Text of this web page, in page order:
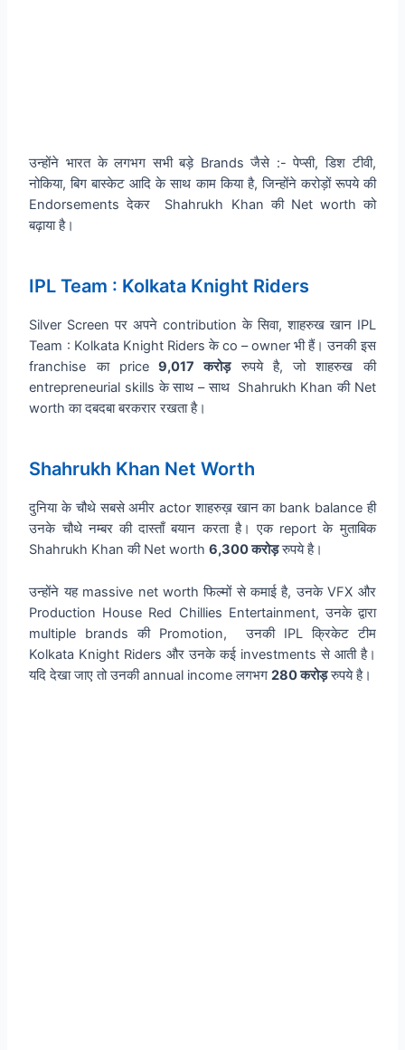
उन्होंने भारत के लगभग सभी बड़े Brands जैसे :- पेप्सी, डिश टीवी,
नोकिया, बिग बास्केट आदि के साथ काम किया है, जिन्होंने करोड़ों रूपये की
Endorsements देकर Shahrukh Khan की Net worth को
बढ़ाया है।
IPL Team : Kolkata Knight Riders
Silver Screen पर अपने contribution के सिवा, शाहरुख खान IPL
Team : Kolkata Knight Riders के co – owner भी हैं। उनकी इस
franchise का price9,017 करोड़रुपये है, जो शाहरुख की
entrepreneurial skills के साथ – साथ Shahrukh Khan की Net
worth का दबदबा बरकरार रखता है।
Shahrukh Khan Net Worth
दुनिया के चौथे सबसे अमीर actor शाहरुख़ खान का bank balance ही
उनके चौथे नम्बर की दास्ताँ बयान करता है। एक report के मुताबिक
Shahrukh Khan की Net worth6,300 करोड़रुपये है।
उन्होंने यह massive net worth फिल्मों से कमाई है, उनके VFX और
Production House Red Chillies Entertainment, उनके द्वारा
multiple brands की Promotion, उनकी IPL क्रिकेट टीम
Kolkata Knight Riders और उनके कई investments से आती है।
यदि देखा जाए तो उनकी annual income लगभग280 करोड़रुपये है।